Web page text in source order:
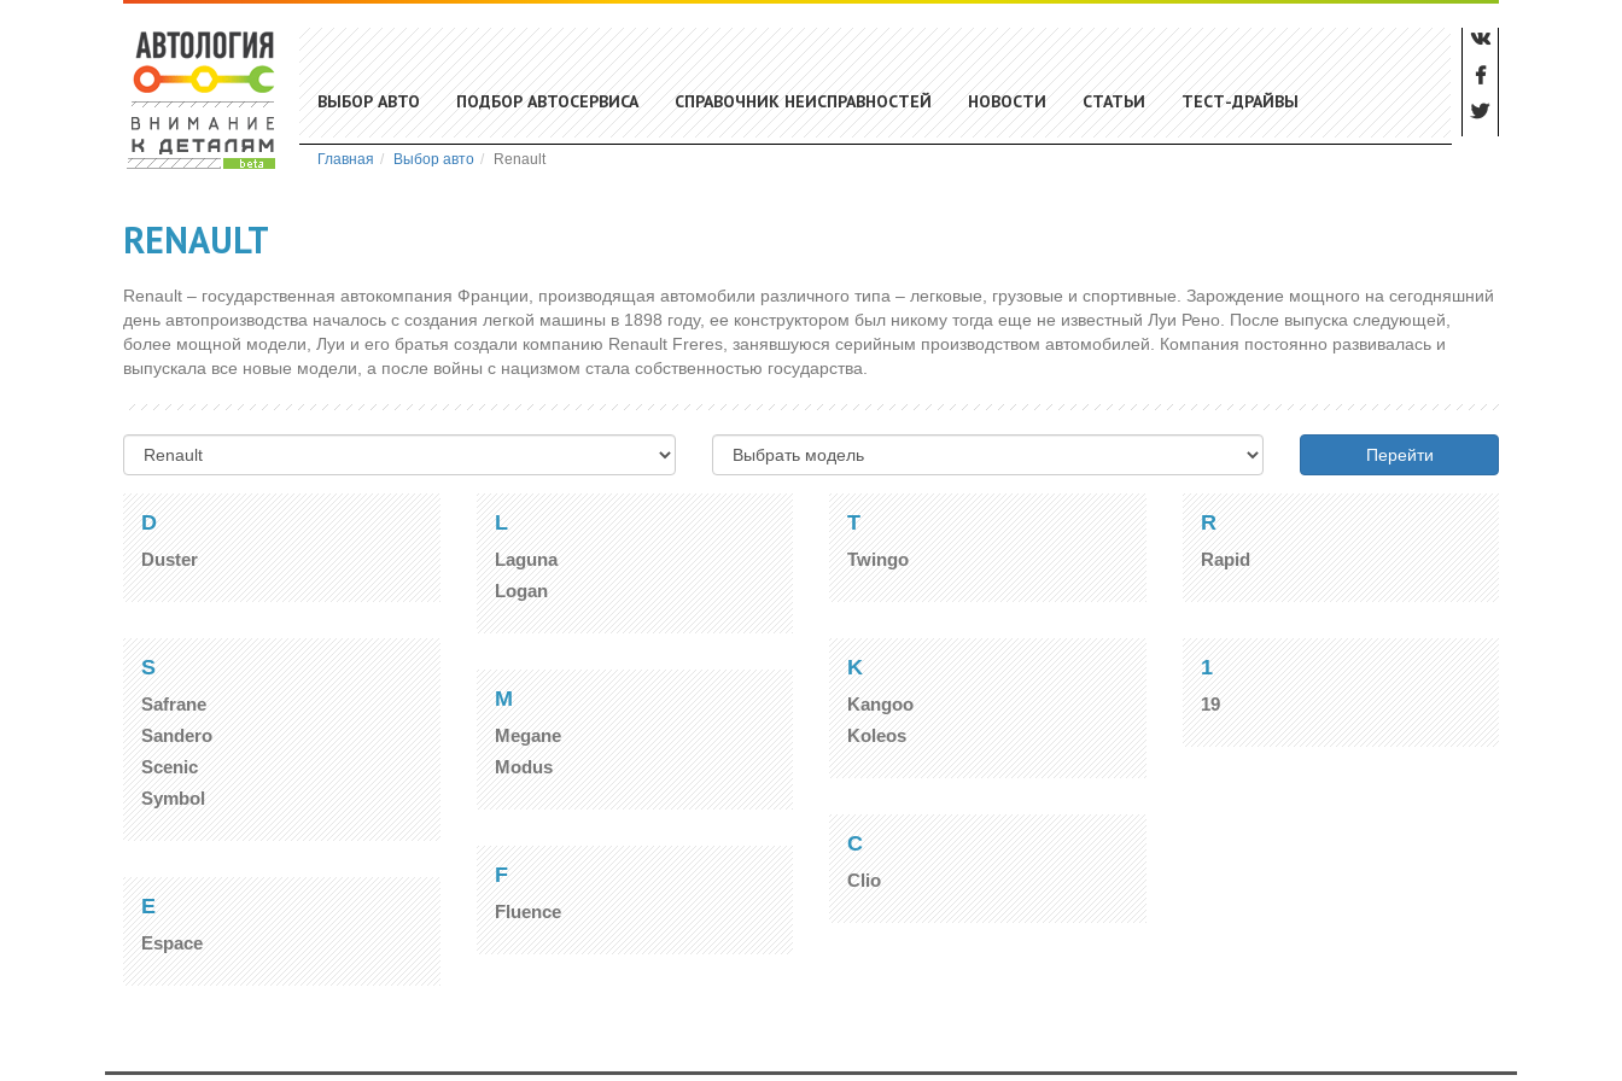
ВЫБОР АВТО ПОДБОР АВТОСЕРВИСА СПРАВОЧНИК НЕИСПРАВНОСТЕЙ НОВОСТИ СТАТЬИ ТЕСТ-ДРАЙВЫ
Главная Выбор авто Renault
RENAULT
Renault – государственная автокомпания Франции, производящая автомобили различного типа – легковые, грузовые и спортивные. Зарождение мощного на сегодняшний
день автопроизводства началось с создания легкой машины в 1898 году, ее конструктором был никому тогда еще не известный Луи Рено. После выпуска следующей,
более мощной модели, Луи и его братья создали компанию Renault Freres, занявшуюся серийным производством автомобилей. Компания постоянно развивалась и
выпускала все новые модели, а после войны с нацизмом стала собственностью государства.
Перейти
D
Duster
S
Safrane
Sandero
Scenic
Symbol
E
Espace
L
Laguna
Logan
M
Megane
Modus
F
Fluence
T
Twingo
K
Kangoo
Koleos
C
Clio
R
Rapid
1
19